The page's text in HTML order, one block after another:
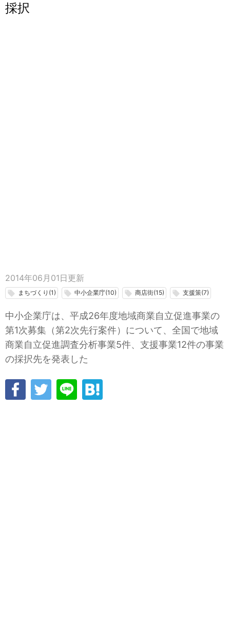
採択
2014年06月01日 更新
local_offer まちづくり(1) local_offer 中小企業庁(10) local_offer 商店街(15) local_offer 支援策(7)
中小企業庁は、平成26年度地域商業自立促進事業の
第1次募集（第2次先行案件）について、全国で地域
商業自立促進調査分析事業5件、支援事業12件の事業
の採択先を発表した